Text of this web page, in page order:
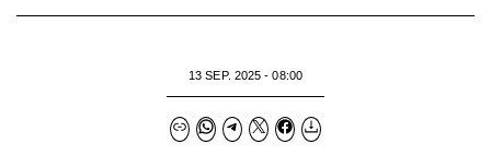
13 SEP. 2025 - 08:00